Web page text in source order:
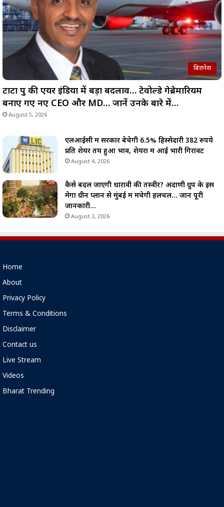
बिज़नेस
टाटा ग्रुप की एयर इंडिया में बड़ा बदलाव… टेवोल्डे गेब्रेमारियम
बनाए गए नए CEO और MD… जानें उनके बारे में…
August 5, 2026
एलआईसी में सरकार बेचेगी 6.5% हिस्सेदारी 382 रुपये
प्रति शेयर तय हुआ भाव, शेयरों में आई भारी गिरावट
August 4, 2026
कैसे बदल जाएगी धारावी की तस्वीर? अदाणी ग्रुप के इस
मेगा ग्रीन प्लान से मुंबई में मचेगी हलचल… जानें पूरी
जानकारी…
August 3, 2026
Home
About
Privacy Policy
Terms & Conditions
Disclaimer
Contact us
Live Stream
Videos
Bharat Trending